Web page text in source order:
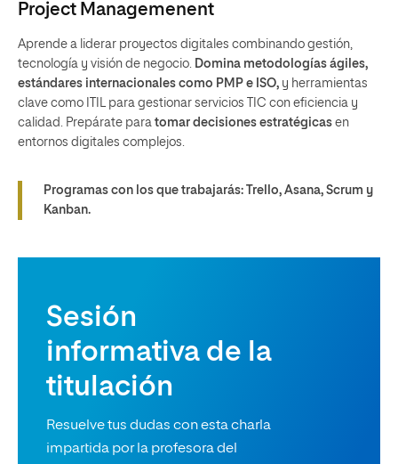
Project Managemenent
Aprende a liderar proyectos digitales combinando gestión,
tecnología y visión de negocio. Domina metodologías ágiles,
estándares internacionales como PMP e ISO, y herramientas
clave como ITIL para gestionar servicios TIC con eficiencia y
calidad. Prepárate para tomar decisiones estratégicas en
entornos digitales complejos.
Programas con los que trabajarás: Trello, Asana, Scrum y
Kanban.
Sesión
informativa de la
titulación
Resuelve tus dudas con esta charla
impartida por la profesora del